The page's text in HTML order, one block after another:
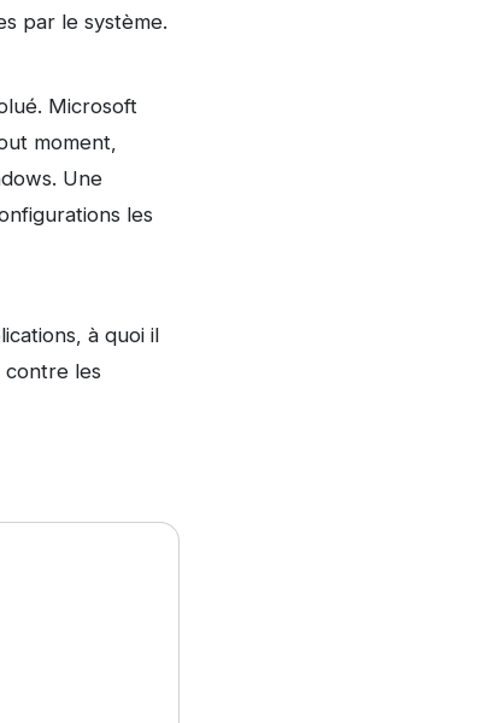
par le système.
Microsoft
moment,
Une
les
à quoi il
contre les